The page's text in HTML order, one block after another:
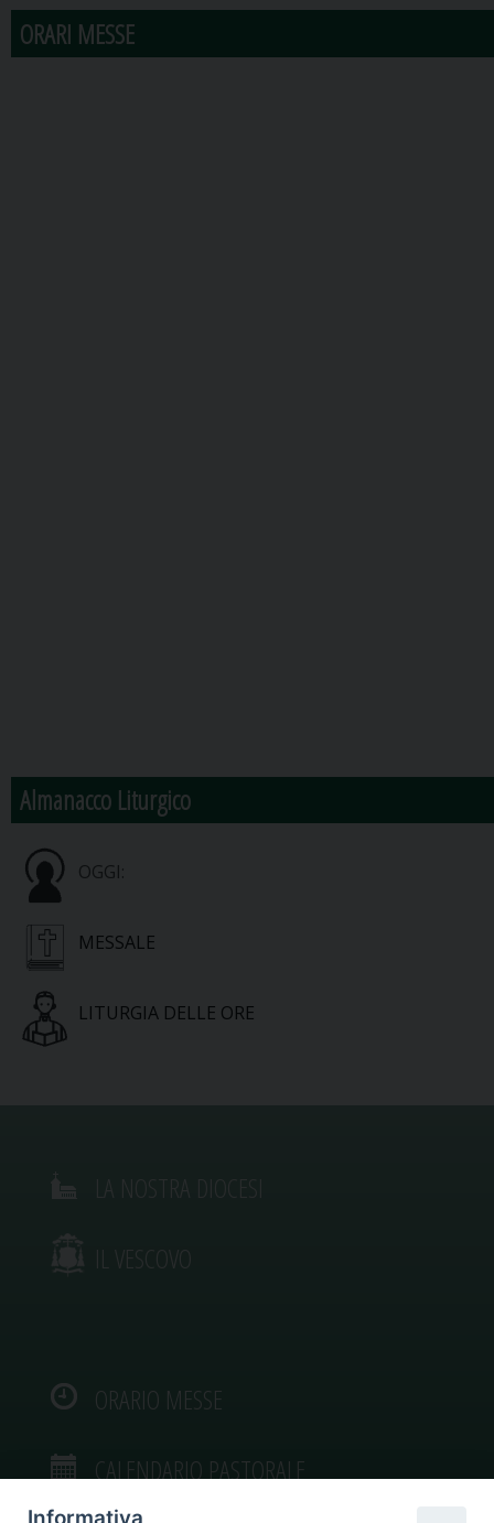
ORARI MESSE
Almanacco Liturgico
OGGI:
MESSALE
LITURGIA DELLE ORE
IL VESCOVO
ORARIO MESSE
CALENDARIO PASTORALE